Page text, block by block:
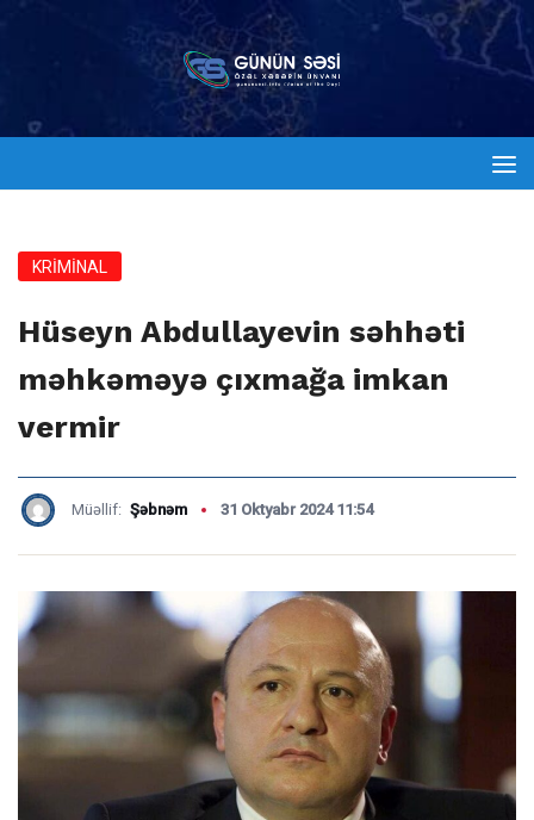
KRİMİNAL
Hüseyn Abdullayevin səhhəti
məhkəməyə çıxmağa imkan
vermir
Müəllif: Şəbnəm 31 Oktyabr 2024 11:54